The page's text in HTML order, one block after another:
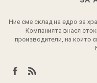
Ние сме склад на едро за
Компанията внася
производители, на които